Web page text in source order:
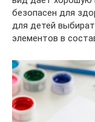
безопасен для
для детей
элементов в